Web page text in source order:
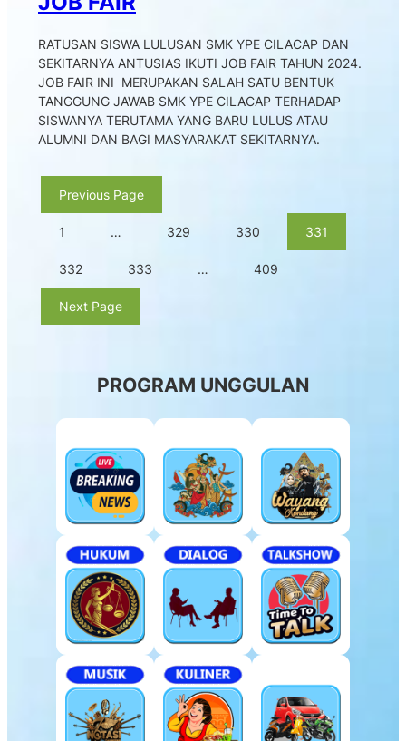
RATUSAN SISWA LULUSAN SMK YPE CILACAP DAN
SEKITARNYA ANTUSIAS IKUTI JOB FAIR TAHUN 2024.
JOB FAIR INI MERUPAKAN SALAH SATU BENTUK
TANGGUNG JAWAB SMK YPE CILACAP TERHADAP
SISWANYA TERUTAMA YANG BARU LULUS ATAU
ALUMNI DAN BAGI MASYARAKAT SEKITARNYA.
Previous Page
1 … 329 330 331
332 333 … 409
Next Page
PROGRAM UNGGULAN